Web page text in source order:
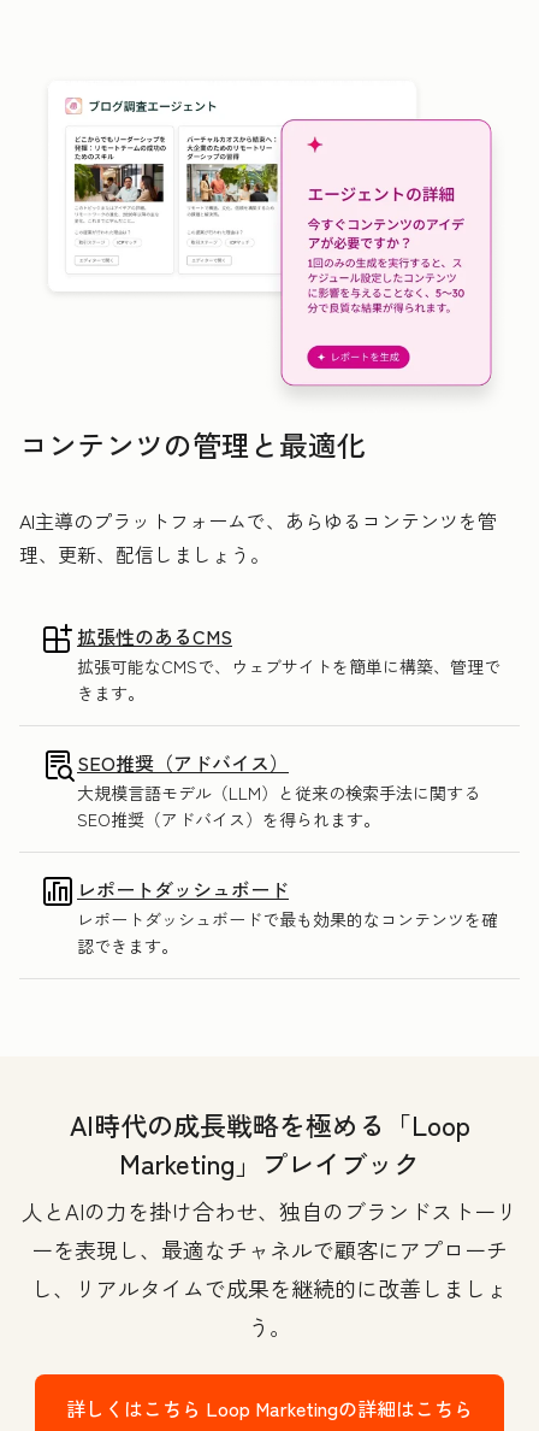
コンテンツの管理と最適化
AI主導のプラットフォームで、あらゆるコンテンツを管
理、更新、配信しましょう。
拡張性のあるCMS
拡張可能なCMSで、ウェブサイトを簡単に構築、管理で
きます。
SEO推奨（アドバイス）
大規模言語モデル（LLM）と従来の検索手法に関する
SEO推奨（アドバイス）を得られます。
レポートダッシュボード
レポートダッシュボードで最も効果的なコンテンツを確
認できます。
AI時代の成長戦略を極める「Loop
Marketing」プレイブック
人とAIの力を掛け合わせ、独自のブランドストーリ
ーを表現し、最適なチャネルで顧客にアプローチ
し、リアルタイムで成果を継続的に改善しましょ
う。
詳しくはこちら Loop Marketingの詳細はこちら